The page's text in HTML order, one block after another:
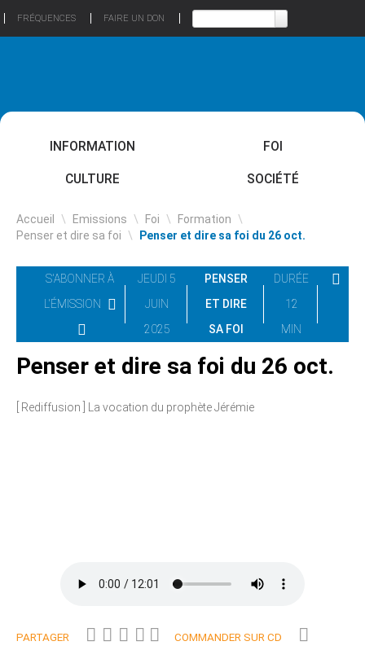
FRÉQUENCES FAIRE UN DON
INFORMATION FOI
CULTURE SOCIÉTÉ
Accueil \ Emissions \ Foi \ Formation \
Penser et dire sa foi \ Penser et dire sa foi du 26 oct.
S'ABONNER À
L'ÉMISSION
JEUDI 5
JUIN
2025
PENSER
ET DIRE
SA FOI
DURÉE
12
MIN
Penser et dire sa foi du 26 oct.
[ Rediffusion ] La vocation du prophète Jérémie
PARTAGER COMMANDER SUR CD